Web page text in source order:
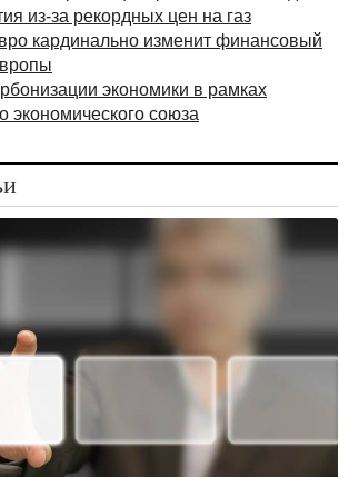
из-за рекордных цен на газ
кардинально изменит финансовый
экономики в рамках
экономического союза